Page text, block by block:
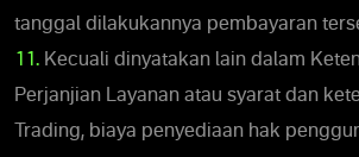
tanggal dilakukannya pembayaran
11. Kecuali dinyatakan lain dalam
Perjanjian Layanan atau syarat dan
Trading, biaya penyediaan hak